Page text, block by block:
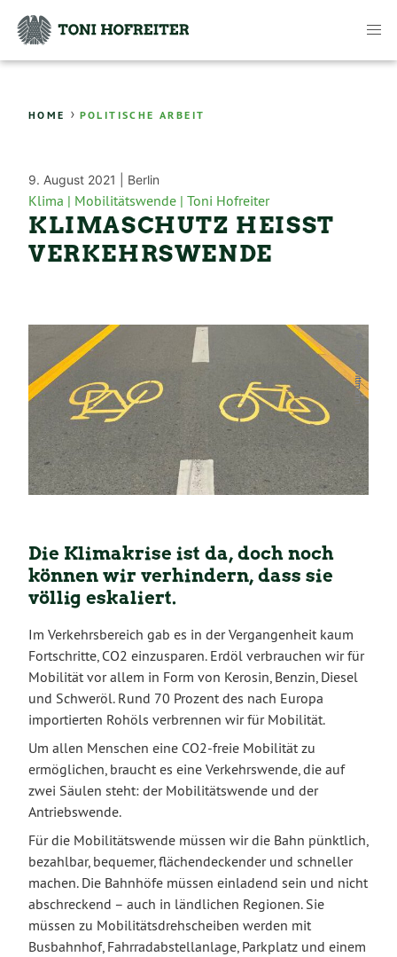
HOME › POLITISCHE ARBEIT
9. August 2021 | Berlin
Klima | Mobilitätswende | Toni Hofreiter
KLIMASCHUTZ HEISST V
ERKEHRSWENDE
© Peter Dittmann
Die Klimakrise ist da, doch noch
können wir verhindern, dass sie
völlig eskaliert.
Im Verkehrsbereich gab es in der Vergangenheit kaum
Fortschritte, CO2 einzusparen. Erdöl verbrauchen wir für
Mobilität vor allem in Form von Kerosin, Benzin, Diesel
und Schweröl. Rund 70 Prozent des nach Europa
importierten Rohöls verbrennen wir für Mobilität.
Um allen Menschen eine CO2-freie Mobilität zu
ermöglichen, braucht es eine Verkehrswende, die auf
zwei Säulen steht: der Mobilitätswende und der
Antriebswende.
Für die Mobilitätswende müssen wir die Bahn pünktlich,
bezahlbar, bequemer, flächendeckender und schneller
machen. Die Bahnhöfe müssen einladend sein und nicht
abschreckend – auch in ländlichen Regionen. Sie
müssen zu Mobilitätsdrehscheiben werden mit
Busbahnhof, Fahrradabstellanlage, Parkplatz und einem